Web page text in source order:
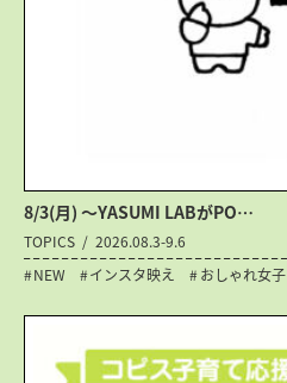
8/3(月) 〜YASUMI LABがPO…
TOPICS
2026.08.3-9.6
NEW
インスタ映え おしゃれ女子